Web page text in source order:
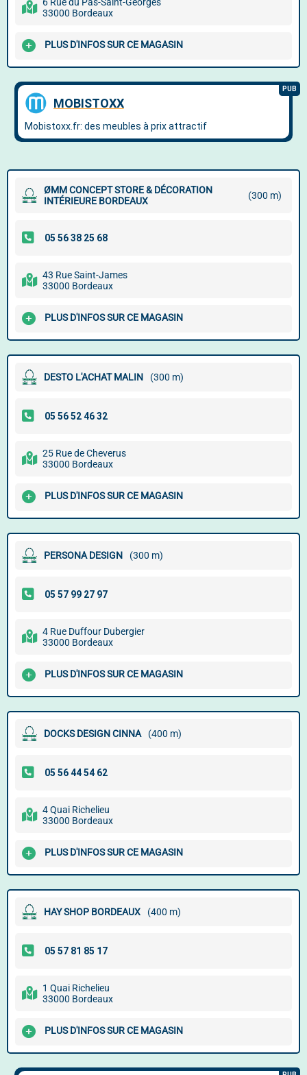
33000 Bordeaux
PLUS D'INFOS SUR CE MAGASIN
ØMM CONCEPT STORE & DÉCORATION
INTÉRIEURE BORDEAUX
(300 m)
43 Rue Saint-James
33000 Bordeaux
PLUS D'INFOS SUR CE MAGASIN
DESTO L'ACHAT MALIN (300 m)
25 Rue de Cheverus
33000 Bordeaux
PLUS D'INFOS SUR CE MAGASIN
PERSONA DESIGN (300 m)
4 Rue Duffour Dubergier
33000 Bordeaux
PLUS D'INFOS SUR CE MAGASIN
DOCKS DESIGN CINNA (400 m)
4 Quai Richelieu
33000 Bordeaux
PLUS D'INFOS SUR CE MAGASIN
HAY SHOP BORDEAUX (400 m)
1 Quai Richelieu
33000 Bordeaux
PLUS D'INFOS SUR CE MAGASIN